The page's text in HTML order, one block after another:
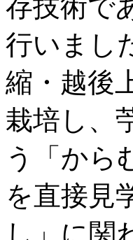
存技術で
行いまし
縮・越後
栽培し、
う「から
を直接見
し」に関